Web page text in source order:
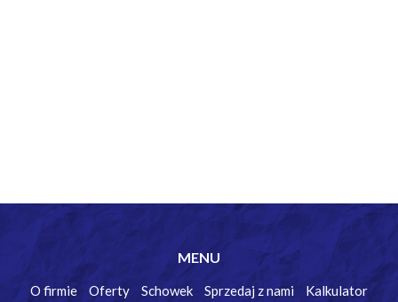
MENU
O firmie Oferty Schowek Sprzedaj z nami
Kalkulator